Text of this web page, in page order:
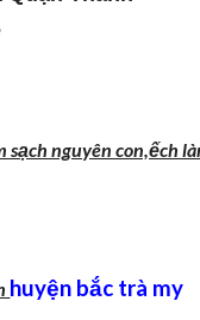
nguyên con,ếch
huyện bắc trà my